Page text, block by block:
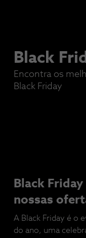
Black
Encontra os
Black Friday
Black
nossas
A Black Friday é o
do ano, uma